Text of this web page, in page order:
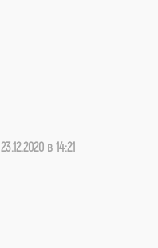
23.12.2020 в 14:21